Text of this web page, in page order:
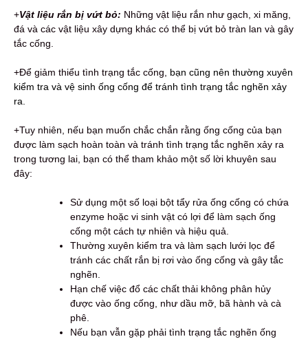
+Vật liệu rắn bị vứt bỏ: Những vật liệu rắn như gạch, xi măng,
đá và các vật liệu xây dựng khác có thể bị vứt bỏ tràn lan và gây
tắc cống.
+Để giảm thiểu tình trạng tắc cống, bạn cũng nên thường xuyên
kiểm tra và vệ sinh ống cống để tránh tình trạng tắc nghẽn xảy
ra.
+Tuy nhiên, nếu bạn muốn chắc chắn rằng ống cống của bạn
được làm sạch hoàn toàn và tránh tình trạng tắc nghẽn xảy ra
trong tương lai, bạn có thể tham khảo một số lời khuyên sau
đây:
Sử dụng một số loại bột tẩy rửa ống cống có chứa
enzyme hoặc vi sinh vật có lợi để làm sạch ống
cống một cách tự nhiên và hiệu quả.
Thường xuyên kiểm tra và làm sạch lưới lọc để
tránh các chất rắn bị rơi vào ống cống và gây tắc
nghẽn.
Hạn chế việc đổ các chất thải không phân hủy
được vào ống cống, như dầu mỡ, bã hành và cà
phê.
Nếu bạn vẫn gặp phải tình trạng tắc nghẽn ống